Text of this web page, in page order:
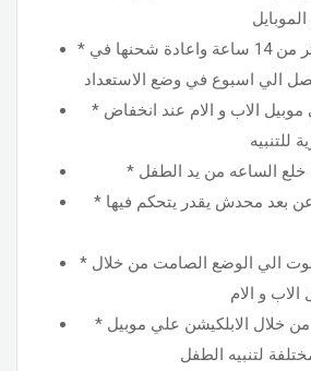
* بطارية قويه تدوم لأكثر من 14 ساعة واعادة شحنها في
تصل الي اسبوع في وضع الاستعداد
* بيتم ارسال انذار علي موبيل الاب و الام عند انخفاض
* امكانية قفل الساعة عن بعد محدش يقدر يتحكم فيها
* امكانية تغير وضع الصوت الي الوضع الصامت من خلال
* منبه بيتم التحكم فيه من خلال الابلكيشن علي موبيل